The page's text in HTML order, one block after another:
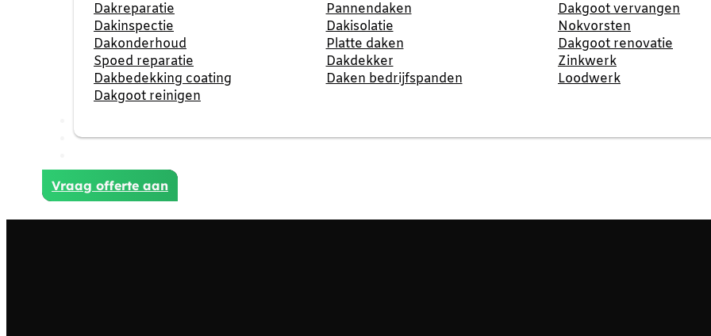
Dakreparatie
Dakinspectie
Dakonderhoud
Spoed reparatie
Dakbedekking coating
Dakgoot reinigen
Pannendaken
Dakisolatie
Platte daken
Dakdekker
Daken bedrijfspanden
Dakgoot vervangen
Nokvorsten
Dakgoot renovatie
Zinkwerk
Loodwerk
Projecten
Vraag offerte aan